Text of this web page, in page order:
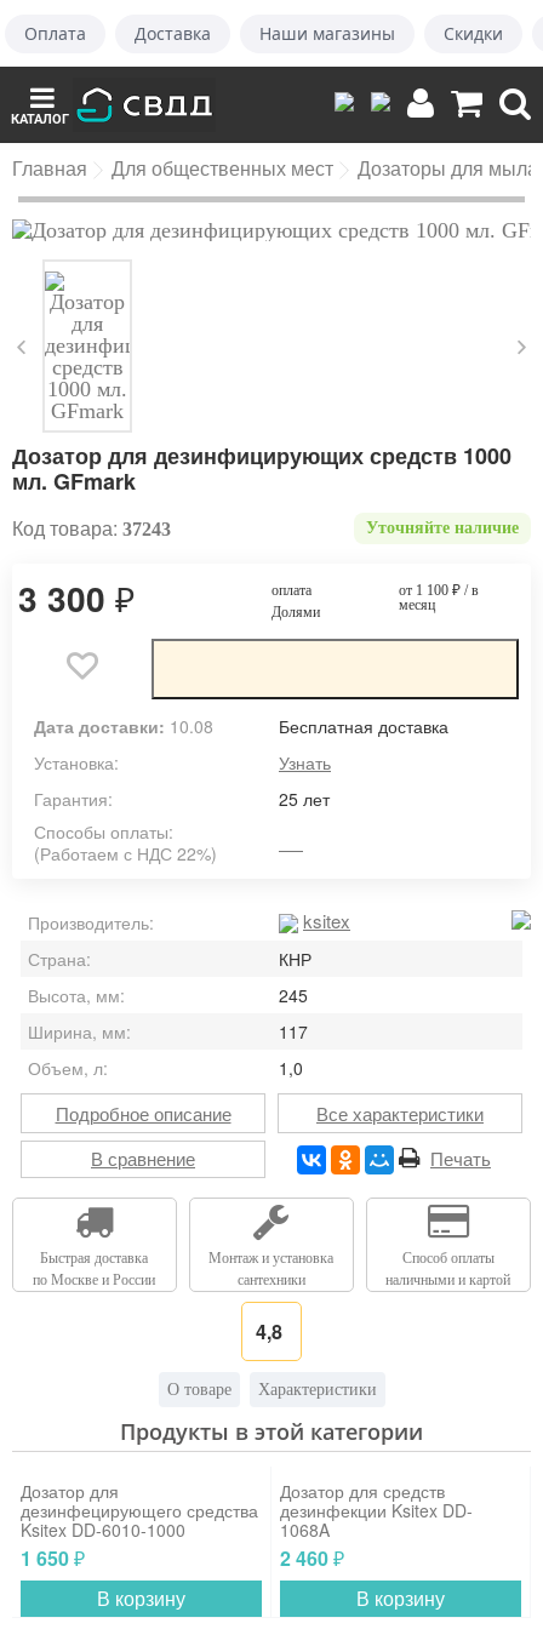
Оплата Доставка Наши магазины Скидки
КАТАЛОГ
Главная Для общественных мест Дозаторы для
Дозатор для дезинфицирующих средств 1000
мл. GFmark
Код товара: 37243 Уточняйте наличие
3 300 ₽
оплата
Долями
от 1 100 ₽/ в
месяц
Дата доставки: 10.08
Бесплатная доставка
Установка:
Узнать
Гарантия:
25 лет
Способы оплаты:
(Работаем с НДС 22%)
Производитель: ksitex
Страна:
КНР
Высота, мм:
245
Ширина, мм:
117
Объем, л:
1,0
Подробное описание
Все характеристики
В сравнение
Печать
Быстрая доставка
по Москве и России
Монтаж и установка
сантехники
Способ оплаты
наличными и картой
4,8
О товаре Характеристики
Продукты в этой категории
Дозатор для
дезинфецирующего средства
Ksitex DD-6010-1000
1 650₽
В корзину
Дозатор для средств
дезинфекции Ksitex DD-
1068A
2 460₽
В корзину